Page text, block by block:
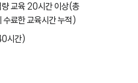
교육 20시간 이상(총
료한 교육시간 누적)
시간)